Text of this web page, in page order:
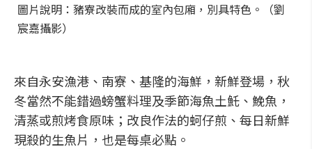
圖片說明：豬寮改裝而成的室內包廂，別具特色。（劉
宸嘉攝影）
來自永安漁港、南寮、基隆的海鮮，新鮮登場，秋
冬當然不能錯過螃蟹料理及季節海魚土魠、鮸魚，
清蒸或煎烤食原味；改良作法的蚵仔煎、每日新鮮
現殺的生魚片，也是每桌必點。